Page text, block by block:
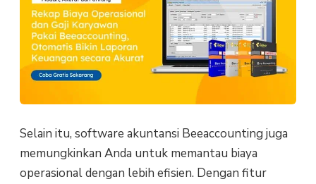
Selain itu, software akuntansi Beeaccounting juga
memungkinkan Anda untuk memantau biaya
operasional dengan lebih efisien. Dengan fitur